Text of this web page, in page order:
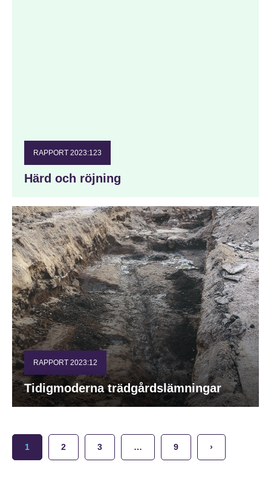
RAPPORT 2023:123
Härd och röjning
RAPPORT 2023:12
Tidigmoderna trädgårdslämningar
1 2 3 … 9 ›